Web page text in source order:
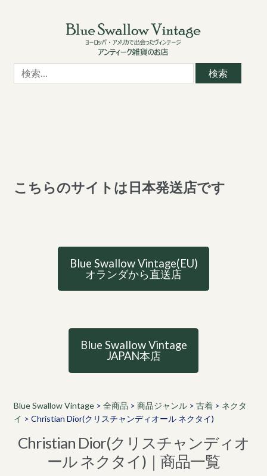
検
索:
こちらのサイトは日本発送店です
Blue Swallow Vintage(EU)
オランダから直送店
Blue Swallow Vintage
JAPAN本店
Blue Swallow Vintage> 全商品 > 商品ジャンル> 古着> ネクタ
イ > Christian Dior(クリスチャンディオール ネクタイ)
Christian Dior(クリスチャンディオ
ール ネクタイ)｜商品一覧